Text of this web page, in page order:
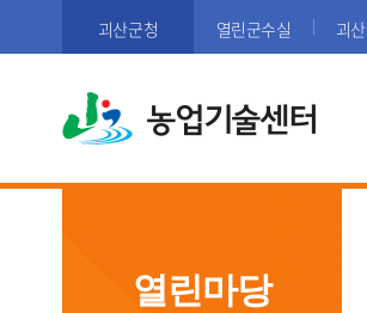
괴산군청 열린군수실 괴
농업기술센터
열린마당